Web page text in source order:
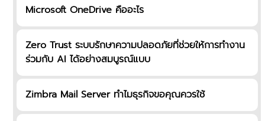
Microsoft OneDrive คืออะไร
Zero Trust ระบบรักษาความปลอดภัยที่ช่วยให้การทำงาน
ร่วมกับ AI ได้อย่างสมบูรณ์แบบ
Zimbra Mail Server ทำไมธุรกิจขอคุณควรใช้